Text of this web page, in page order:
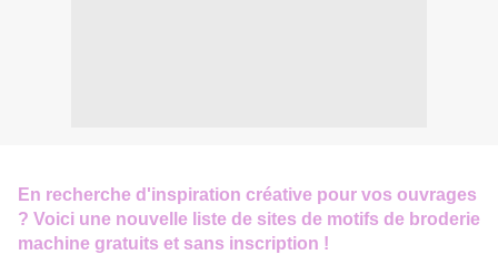
En recherche d'inspiration créative pour vos ouvrages
? Voici une nouvelle liste de sites de motifs de broderie
machine gratuits et sans inscription !